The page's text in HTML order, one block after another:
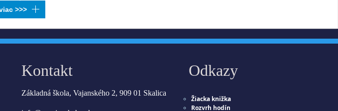
Kontakt
Základná škola, Vajanského 2, 909 01 Skalica
Odkazy
Žiacka knižka
Rozvrh hodín